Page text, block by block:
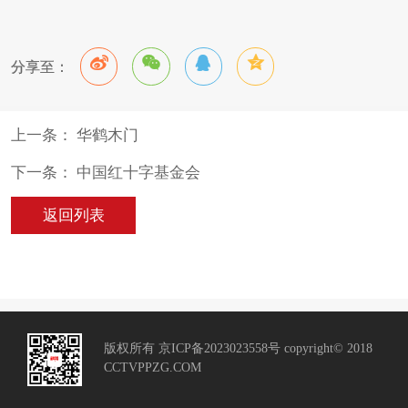
分享至：
上一条： 华鹤木门
下一条： 中国红十字基金会
返回列表
版权所有 京ICP备2023023558号 copyright© 2018
CCTVPPZG.COM